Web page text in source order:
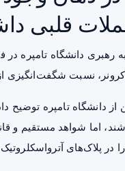
قلبی
نسبت شگفت‌انگیزی از
از دانشگاه تامپره
در پلاک‌های